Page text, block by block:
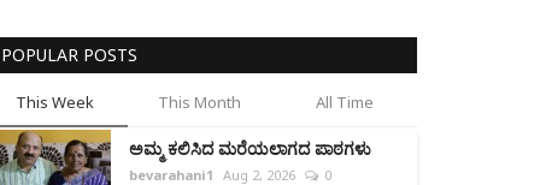
POPULAR POSTS
This Week This Month All Time
ಅಮ್ಮ ಕಲಿಸಿದ ಮರೆಯಲಾಗದ ಪಾಠಗಳು
bevarahani1 Aug 2, 2026 0